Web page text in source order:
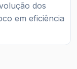
dos
em eficiência